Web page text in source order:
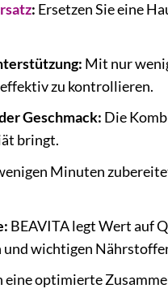
: Ersetzen Sie eine
Mit nur
zu kontrollieren.
Geschmack: Die
bringt.
Minuten
BEAVITA legt Wert auf
wichtigen
eine optimierte